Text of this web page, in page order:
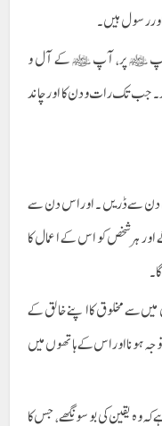
رسول ہیں۔
آپ ﷺ پر، آپ ﷺ کے آل و
جب تک رات و دن کا اور چاند
اس دن سے ڈریں ۔ اور اس دن سے
ہر شخص کو اس کے اعمال کا
سے مخلوق کا اپنے خالق کے
ہونا اور اس کے ہاتھوں میں
کہ وہ یقین کی بوسونگھے، جس کا